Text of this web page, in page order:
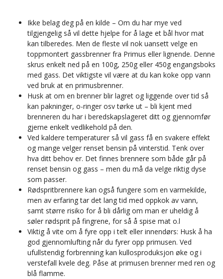
Ikke belag deg på en kilde – Om du har mye ved
tilgjengelig så vil dette hjelpe for å lage et bål hvor mat
kan tilberedes. Men de fleste vil nok uansett velge en
toppmontert gassbrenner fra Primus eller lignende. Denne
skrus enkelt ned på en 100g, 250g eller 450g engangsboks
med gass. Det viktigste vil være at du kan koke opp vann
ved bruk at en primusbrenner.
Husk at om en brenner blir lagret og liggende over tid så
kan pakninger, o-ringer osv tørke ut – bli kjent med
brenneren du har i beredskapslageret ditt og gjennomfør
gjerne enkelt vedlikehold på den.
Ved kaldere temperaturer så vil gass få en svakere effekt
og mange velger renset bensin på vinterstid. Tenk over
hva ditt behov er. Det finnes brennere som både går på
renset bensin og gass – men du må da velge riktig dyse
som passer.
Rødspritbrennere kan også fungere som en varmekilde,
men av erfaring tar det lang tid med oppkok av vann,
samt større risiko for å bli dårlig om man er uheldig å
søler rødsprit på fingrene, for så å spise mat o.l
Viktig å vite om å fyre opp i telt eller innendørs: Husk å ha
god gjennomlufting når du fyrer opp primusen. Ved
ufullstendig forbrenning kan kullosproduksjon øke og i
verstefall kvele deg. Påse at primusen brenner med ren og
blå flamme.